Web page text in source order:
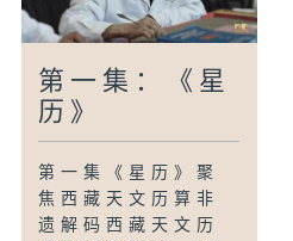
第一集：《星
历》
第一集《星历》聚
焦西藏天文历算非
遗解码西藏天文历